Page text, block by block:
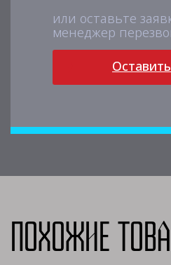
или оставьте
менеджер
Похожие